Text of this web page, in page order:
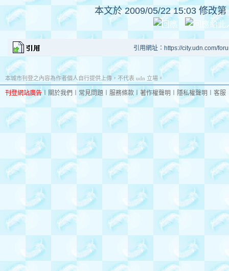
本文於2009/05/22 15:03 修改第
引用網址：https://city.udn.com/
本城市刊登之內容為作者個人自行提供上傳，不代表 udn 立場。
刊登網站廣告︱ 關於我們 常見問題 服務條款 著作權聲明 隱私權聲明 客服